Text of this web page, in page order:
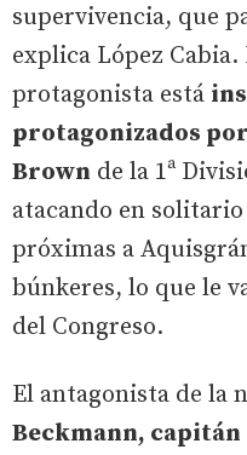
supervivencia, que
explica López
protagonista está
protagonizados
Brown de la 1ª
atacando en
próximas a
búnkeres, lo que le
del Congreso.
El antagonista de la
Beckmann, capitán